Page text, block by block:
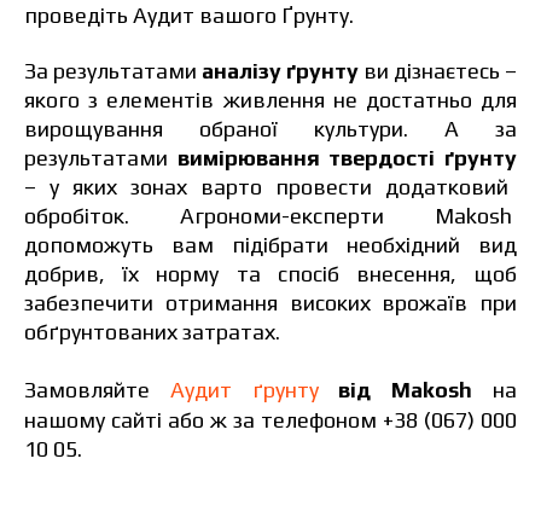
проведіть Аудит вашого Ґрунту.
За результатами аналізу ґрунту ви дізнаєтесь –
якого з елементів живлення не достатньо для
вирощування обраної культури. А за
результатами вимірювання твердості ґрунту
– у яких зонах варто провести додатковий
обробіток. Агрономи-експерти Makosh
допоможуть вам підібрати необхідний вид
добрив, їх норму та спосіб внесення, щоб
забезпечити отримання високих врожаїв при
обґрунтованих затратах.
Замовляйте Аудит ґрунтувід Makosh на
нашому сайті або ж за телефоном +38 (067) 000
10 05.
Зв’язатися з менеджером Makosh
Завантажити каталог